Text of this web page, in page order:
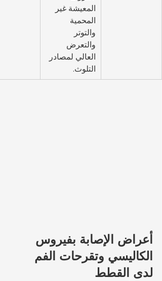
المعيشة غير
المحمية
والتوتر
والتعرض
العالي لمصادر
التلوث.
أعراض الإصابة بفيروس
الكاليسي وتقرحات الفم
لدى القطط